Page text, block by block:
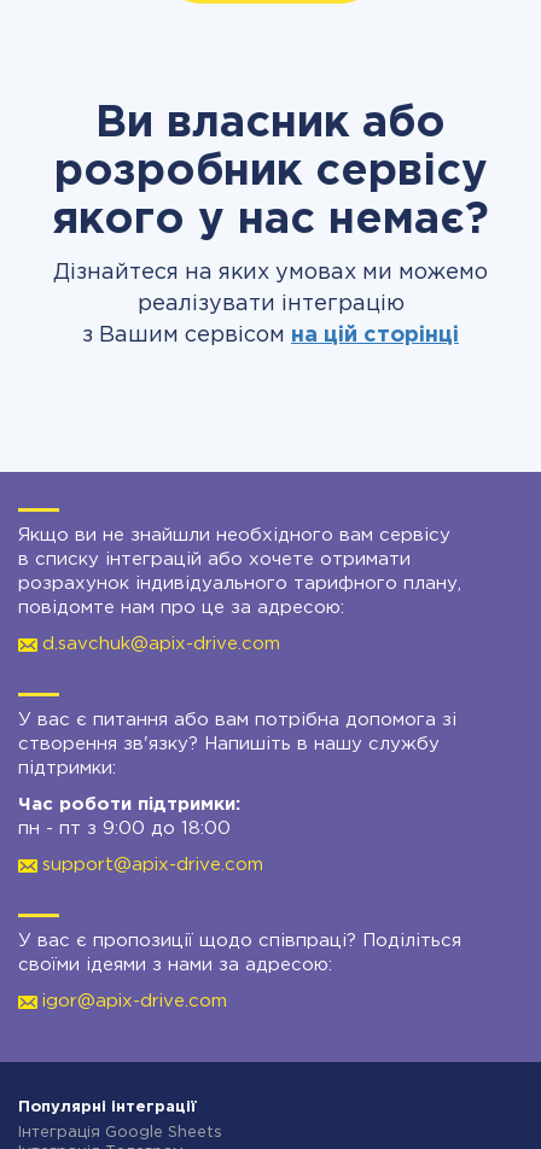
Ви власник або
розробник сервісу
якого у нас немає?
Дізнайтеся на яких умовах ми можемо
реалізувати інтеграцію
з Вашим сервісом на цій сторінці
Якщо ви не знайшли необхідного вам сервісу
в списку інтеграцій або хочете отримати
розрахунок індивідуального тарифного плану,
повідомте нам про це за адресою:
d.savchuk@apix-drive.com
У вас є питання або вам потрібна допомога зі
створення зв'язку? Напишіть в нашу службу
підтримки:
Час роботи підтримки:
пн - пт з 9:00 до 18:00
support@apix-drive.com
У вас є пропозиції щодо співпраці? Поділіться
своїми ідеями з нами за адресою:
igor@apix-drive.com
Популярні інтеграції
Інтеграція Google Sheets